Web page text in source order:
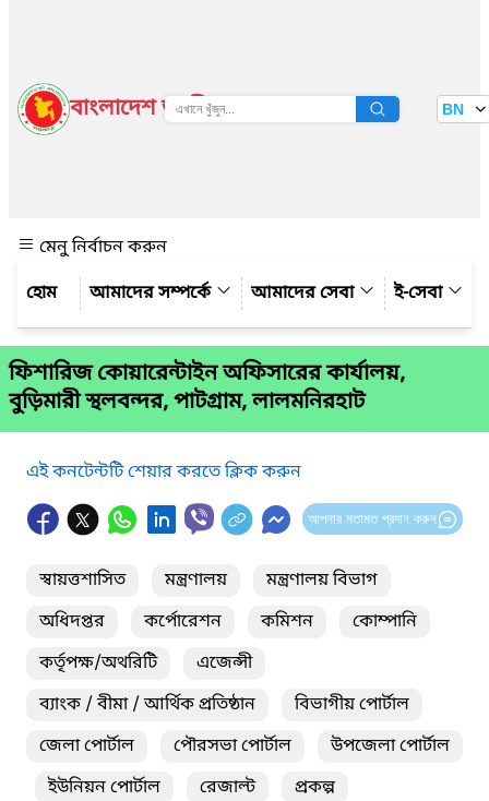
বাংলাদেশ জাতীয় তথ্য বাতায়ন BN
মেনু নির্বাচন করুন
আমাদের সম্পর্কে
আমাদের সেবা ই-সেবা
ফিশারিজ কোয়ারেন্টাইন অফিসারের কার্যালয়,
বুড়িমারী স্থলবন্দর, পাটগ্রাম, লালমনিরহাট
এই কনটেন্টটি শেয়ার করতে ক্লিক করুন
আপনার মতামত প্রদান করুন
স্বায়ত্তশাসিত মন্ত্রণালয়
মন্ত্রণালয় বিভাগ
অধিদপ্তর
কর্পোরেশন কমিশন
কোম্পানি
কর্তৃপক্ষ/অথরিটি
এজেন্সী
ব্যাংক / বীমা / আর্থিক প্রতিষ্ঠান
বিভাগীয় পোর্টাল
জেলা পোর্টাল
পৌরসভা পোর্টাল
উপজেলা পোর্টাল
ইউনিয়ন পোর্টাল
রেজাল্ট
প্রকল্প